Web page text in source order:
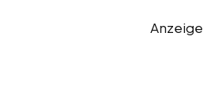
Anzeige